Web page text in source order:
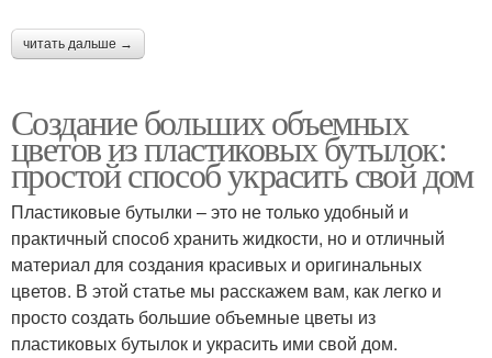
читать дальше →
Создание больших объемных
цветов из пластиковых бутылок:
простой способ украсить свой дом
Пластиковые бутылки – это не только удобный и
практичный способ хранить жидкости, но и отличный
материал для создания красивых и оригинальных
цветов. В этой статье мы расскажем вам, как легко и
просто создать большие объемные цветы из
пластиковых бутылок и украсить ими свой дом.